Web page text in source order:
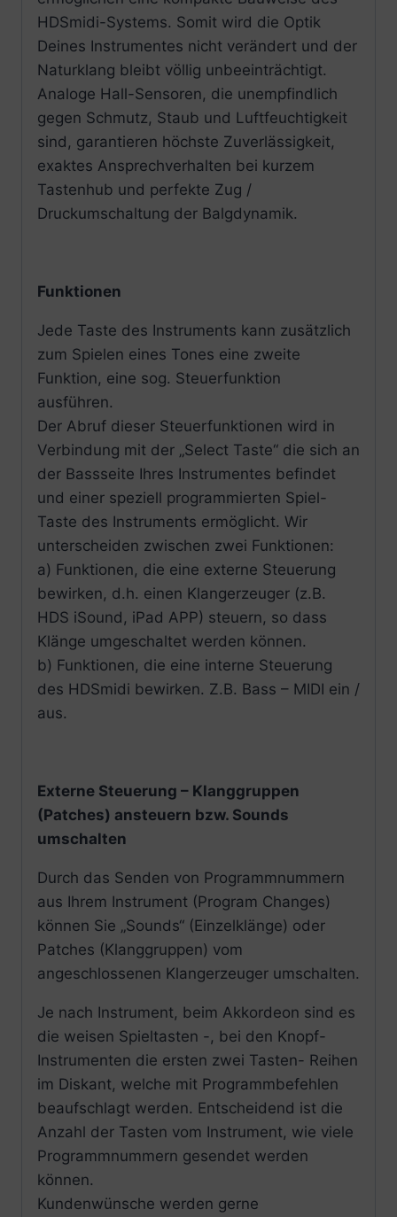
HDSmidi-Systems. Somit wird die Optik
Deines Instrumentes nicht verändert und der
Naturklang bleibt völlig unbeeinträchtigt.
Analoge Hall-Sensoren, die unempfindlich
gegen Schmutz, Staub und Luftfeuchtigkeit
sind, garantieren höchste Zuverlässigkeit,
exaktes Ansprechverhalten bei kurzem
Tastenhub und perfekte Zug /
Druckumschaltung der Balgdynamik.
Funktionen
Jede Taste des Instruments kann zusätzlich
zum Spielen eines Tones eine zweite
Funktion, eine sog. Steuerfunktion
ausführen.
Der Abruf dieser Steuerfunktionen wird in
Verbindung mit der „Select Taste“ die sich an
der Bassseite Ihres Instrumentes befindet
und einer speziell programmierten Spiel-
Taste des Instruments ermöglicht. Wir
unterscheiden zwischen zwei Funktionen:
a) Funktionen, die eine externe Steuerung
bewirken, d.h. einen Klangerzeuger (z.B.
HDS iSound, iPad APP) steuern, so dass
Klänge umgeschaltet werden können.
b) Funktionen, die eine interne Steuerung
des HDSmidi bewirken. Z.B. Bass – MIDI ein /
aus.
Externe Steuerung – Klanggruppen
(Patches) ansteuern bzw. Sounds
umschalten
Durch das Senden von Programmnummern
aus Ihrem Instrument (Program Changes)
können Sie „Sounds“ (Einzelklänge) oder
Patches (Klanggruppen) vom
angeschlossenen Klangerzeuger umschalten.
Je nach Instrument, beim Akkordeon sind es
die weisen Spieltasten -, bei den Knopf-
Instrumenten die ersten zwei Tasten- Reihen
im Diskant, welche mit Programmbefehlen
beaufschlagt werden. Entscheidend ist die
Anzahl der Tasten vom Instrument, wie viele
Programmnummern gesendet werden
können.
Kundenwünsche werden gerne